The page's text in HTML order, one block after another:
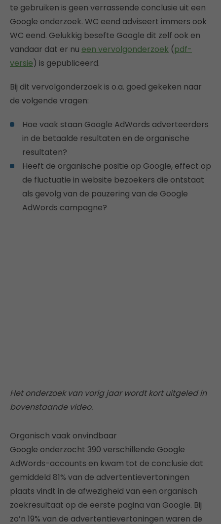
te gebruiken is geen verrassende conclusie uit een
Google onderzoek. WC eend adviseert immers ook
WC eend. Gelukkig besefte Google dit zelf ook en
vandaar dat er nu een vervolgonderzoek (pdf-
versie) is gepubliceerd.
Bij dit vervolgonderzoek is o.a. goed gekeken naar
de volgende vragen:
Hoe vaak staan Google AdWords adverteerders
in de betaalde resultaten en de organische
resultaten?
Heeft de organische positie op Google, effect op
de fluctuatie in website bezoekers die ontstaat
als gevolg van de pauzering van de Google
AdWords campagne?
Het onderzoek van vorig jaar wordt kort uitgeled in
bovenstaande video.
Organisch vaak onvindbaar
Google onderzocht 390 verschillende Google
AdWords-accounts en kwam tot de conclusie dat
gemiddeld 81% van de advertentievertoningen
plaats vindt in de afwezigheid van een organisch
zoekresultaat op de eerste pagina van Google. Bij
zo’n 19% van de advertentievertoningen waren de